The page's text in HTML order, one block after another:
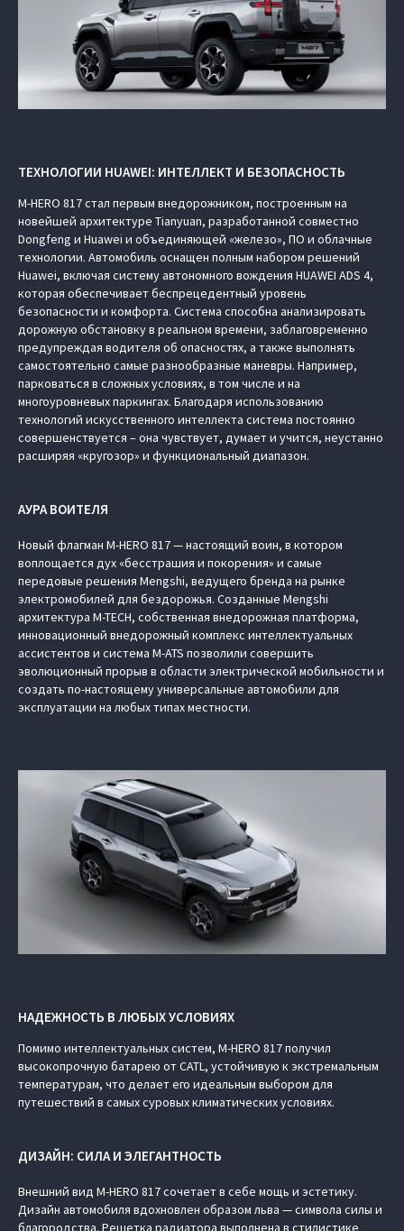
ТЕХНОЛОГИИ HUAWEI: ИНТЕЛЛЕКТ И БЕЗОПАСНОСТЬ
M‑HERO 817 стал первым внедорожником, построенным на
новейшей архитектуре Tianyuan, разработанной совместно
Dongfeng и Huawei и объединяющей «железо», ПО и облачные
технологии. Автомобиль оснащен полным набором решений
Huawei, включая систему автономного вождения HUAWEI ADS 4,
которая обеспечивает беспрецедентный уровень
безопасности и комфорта. Система способна анализировать
дорожную обстановку в реальном времени, заблаговременно
предупреждая водителя об опасностях, а также выполнять
самостоятельно самые разнообразные маневры. Например,
парковаться в сложных условиях, в том числе и на
многоуровневых паркингах. Благодаря использованию
технологий искусственного интеллекта система постоянно
совершенствуется – она чувствует, думает и учится, неустанно
расширяя «кругозор» и функциональный диапазон.
АУРА ВОИТЕЛЯ
Новый флагман M‑HERO 817 — настоящий воин, в котором
воплощается дух «бесстрашия и покорения» и самые
передовые решения Mengshi, ведущего бренда на рынке
электромобилей для бездорожья. Созданные Mengshi
архитектура M-TECH, собственная внедорожная платформа,
инновационный внедорожный комплекс интеллектуальных
ассистентов и система M-ATS позволили совершить
эволюционный прорыв в области электрической мобильности и
создать по-настоящему универсальные автомобили для
эксплуатации на любых типах местности.
НАДЕЖНОСТЬ В ЛЮБЫХ УСЛОВИЯХ
Помимо интеллектуальных систем, M‑HERO 817 получил
высокопрочную батарею от CATL, устойчивую к экстремальным
температурам, что делает его идеальным выбором для
путешествий в самых суровых климатических условиях.
ДИЗАЙН: СИЛА И ЭЛЕГАНТНОСТЬ
Внешний вид M‑HERO 817 сочетает в себе мощь и эстетику.
Дизайн автомобиля вдохновлен образом льва — символа силы и
благородства. Решетка радиатора выполнена в стилистике